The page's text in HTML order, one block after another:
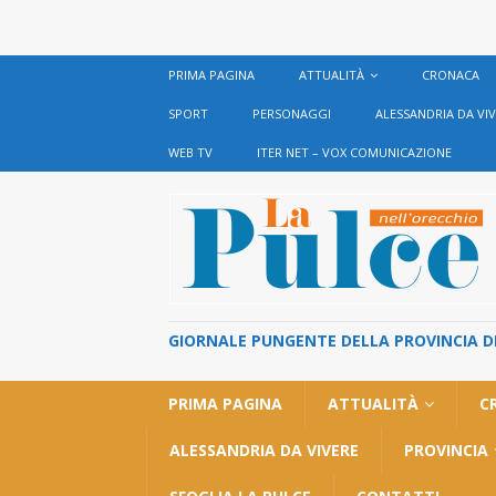
PRIMA PAGINA ATTUALITÀ CRONACA
SPORT PERSONAGGI ALESSANDRIA DA
WEB TV ITER NET – VOX COMUNICAZIONE
GIORNALE PUNGENTE DELLA PROVINCIA
PRIMA PAGINA ATTUALITÀ
ALESSANDRIA DA VIVERE PROVINCIA